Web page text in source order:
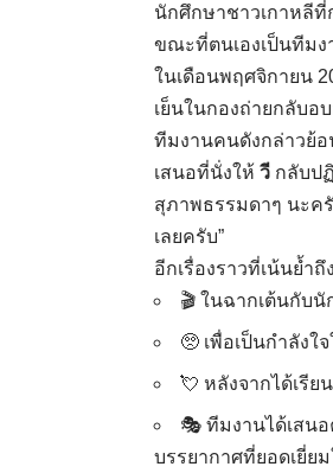
นักศึกษาชาวเกาหลีที่
ขณะที่ตนเองเป็นทีมง
ในเดือนพฤศจิกายน
เย็นในกองถ่ายกลับอ
ทีมงานคนดังกล่าวย้อ
เสนอที่นั่งให้ วี กลับป
สุภาพธรรมดาๆ นะค
เลยครับ”
อีกเรื่องราวที่เน้นย้ำ
🎬 ในฉากเต้นกับ
🥺 เพื่อเป็นกำลังใ
💘 หลังจากได้เรีย
🎭 ทีมงานได้เสนอ
บรรยากาศที่ยอดเยี่ย